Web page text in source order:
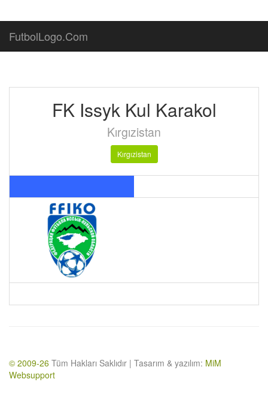
FutbolLogo.Com
FK Issyk Kul Karakol
Kırgızistan
Kırgızistan
© 2009-26 Tüm Hakları Saklıdır | Tasarım & yazılım: MiM
Websupport